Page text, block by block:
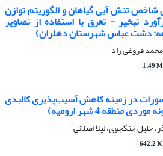
شاخص تنش آبی گیاهان و الگوریتم توازن
تبخیر - تعرق با استفاده از تصاویر
دشت عباس شهرستان دهلران)
فروغی راد
1.49 M
تصورات در زمینه کاهش آسیب‌پذیری کالبدی
4 شهر ارومیه)
خلیل جنگجوی، لیلا اصلانی
642.2 K